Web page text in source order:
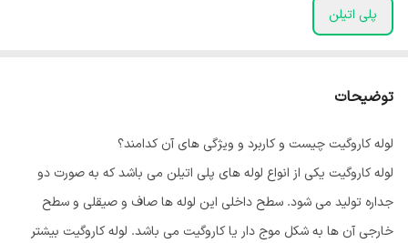
پلی اتیلن
توضیحات
لوله کاروگیت چیست و کاربرد و ویژگی های آن کدامند؟
لوله کاروگیت یکی از انواع لوله های پلی اتیلن می باشد که به صورت دو
جداره تولید می شود. سطح داخلی این لوله ها صاف و صیقلی و سطح
خارجی آن ها به شکل موج دار یا کاروگیت می باشد. لوله کاروگیت بیشتر